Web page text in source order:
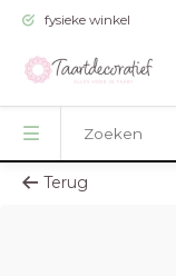
fysieke winkel
Terug